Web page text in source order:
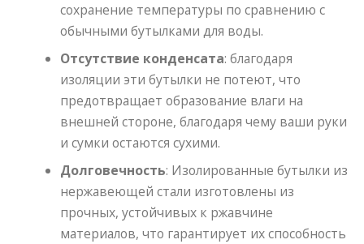
сохранение температуры по сравнению с
обычными бутылками для воды.
Отсутствие конденсата: благодаря
изоляции эти бутылки не потеют, что
предотвращает образование влаги на
внешней стороне, благодаря чему ваши руки
и сумки остаются сухими.
Долговечность: Изолированные бутылки из
нержавеющей стали изготовлены из
прочных, устойчивых к ржавчине
материалов, что гарантирует их способность